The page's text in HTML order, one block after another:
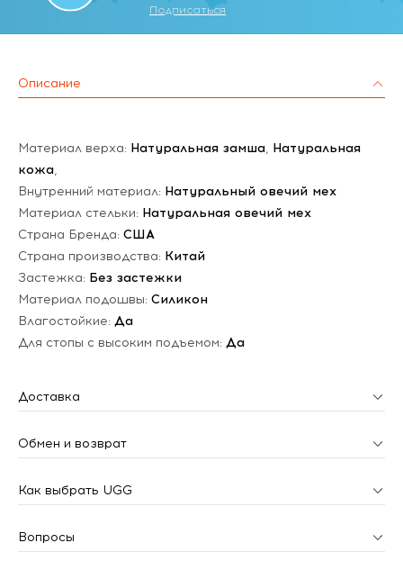
Подписаться
Описание
Материал верха: Натуральная замша, Натуральная
кожа,
Внутренний материал: Натуральный овечий мех
Материал стельки: Натуральная овечий мех
Страна Бренда: США
Страна производства: Китай
Застежка: Без застежки
Материал подошвы: Силикон
Влагостойкие: Да
Для стопы с высоким подъемом: Да
Доставка
Обмен и возврат
Как выбрать UGG
Вопросы